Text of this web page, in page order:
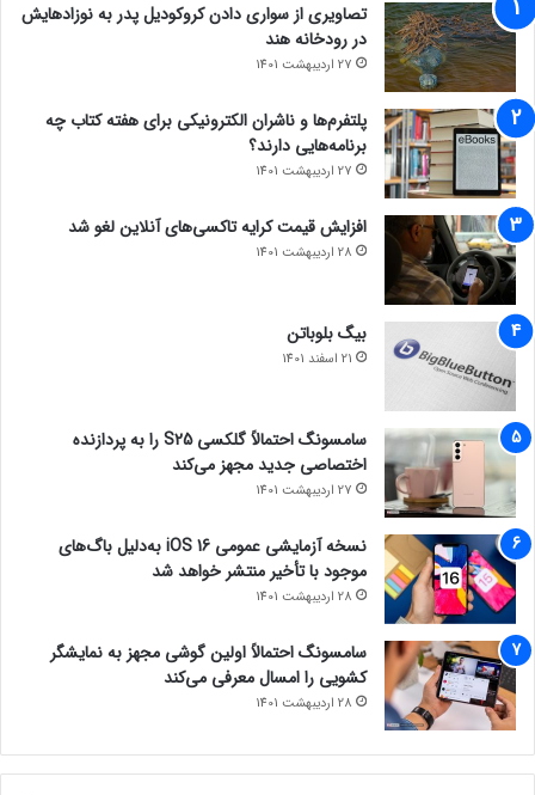
تصاویری از سواری دادن کروکودیل پدر به نوزادهایش
در رودخانه هند
27 اردیبهشت 1401
پلتفرم‌ها و ناشران الکترونیکی برای هفته کتاب چه
برنامه‌هایی دارند؟
27 اردیبهشت 1401
افزایش قیمت کرایه تاکسی‌های آنلاین لغو شد
28 اردیبهشت 1401
بیگ بلوباتن
21 اسفند 1401
سامسونگ احتمالاً گلکسی S25 را به پردازنده
اختصاصی جدید مجهز می‌کند
27 اردیبهشت 1401
نسخه آزمایشی عمومی iOS 16 به‌دلیل باگ‌های
موجود با تأخیر منتشر خواهد شد
28 اردیبهشت 1401
سامسونگ احتمالاً اولین گوشی مجهز به نمایشگر
کشویی را امسال معرفی می‌کند
28 اردیبهشت 1401